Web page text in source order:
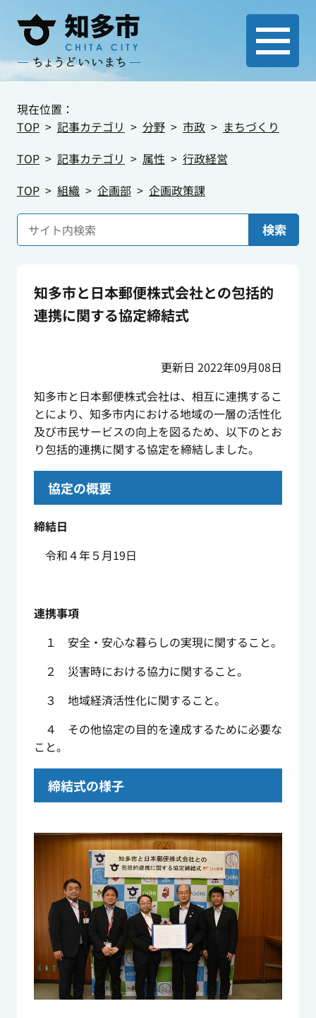
現在位置：
TOP
記事カテゴリ 分野 市政
まちづくり
TOP
記事カテゴリ 属性
行政経営
TOP
組織 企画部 企画政策課
検索
知多市と日本郵便株式会社との包括的
連携に関する協定締結式
更新日 2022年09月08日
知多市と日本郵便株式会社は、相互に連携するこ
とにより、知多市内における地域の一層の活性化
及び市民サービスの向上を図るため、以下のとお
り包括的連携に関する協定を締結しました。
協定の概要
締結日
令和４年５月19日
連携事項
１ 安全・安心な暮らしの実現に関すること。
２ 災害時における協力に関すること。
３ 地域経済活性化に関すること。
４ その他協定の目的を達成するために必要な
こと。
締結式の様子